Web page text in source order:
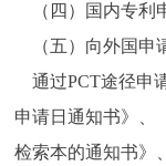
（四）国内专利
（五）向外国申
通过PCT途径申
申请日通知书》、
检索本的通知书》